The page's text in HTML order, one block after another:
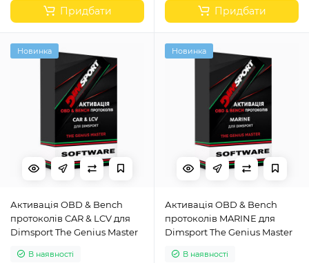
Придбати Придбати
Новинка
Активація OBD & Bench
протоколів CAR & LCV для
Dimsport The Genius Master
В наявності
Новинка
Активація OBD & Bench
протоколів MARINE для
Dimsport The Genius Master
В наявності